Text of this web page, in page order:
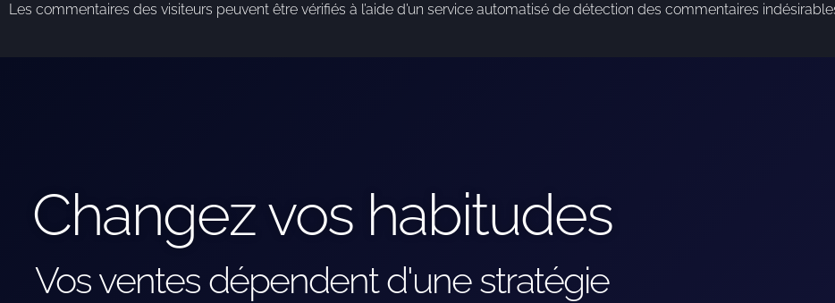
Les commentaires des visiteurs peuvent être vérifiés à l’aide d’un service automatisé de détection des commentaires
Changez vos habitudes
Vos ventes dépendent d'une stratégie